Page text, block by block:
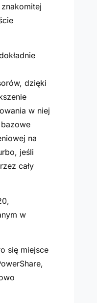
dzięki
w niej
na
jeśli
cały
w
się miejsce